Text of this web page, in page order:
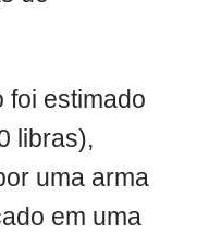
foi estimado
libras),
uma arma
em uma